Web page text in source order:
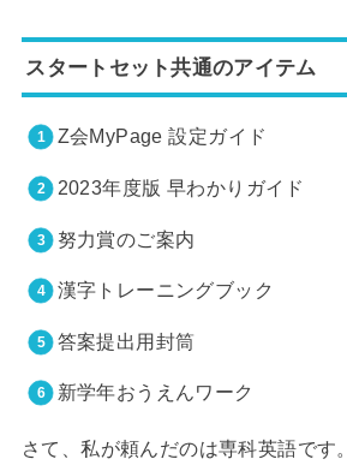
スタートセット共通のアイテム
Z会MyPage 設定ガイド
2023年度版 早わかりガイド
努力賞のご案内
漢字トレーニングブック
答案提出用封筒
新学年おうえんワーク
さて、私が頼んだのは専科英語です。